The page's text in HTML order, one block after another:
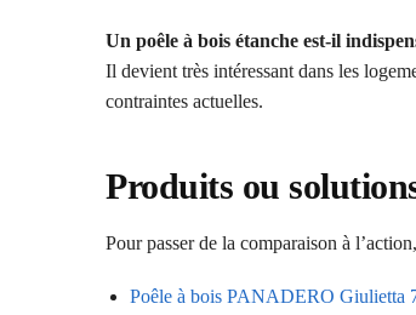
Un poêle à bois étanche est-il
Il devient très intéressant dans les
contraintes actuelles.
Produits ou
Pour passer de la comparaison à
Poêle à bois PANADERO Giulietta